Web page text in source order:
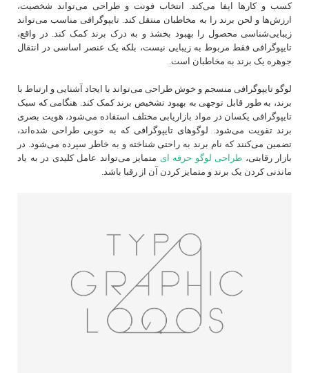
کسب و کارها ایفا می‌کند. انتخاب فونت و طراحی می‌تواند شخصیت،
ارزش‌ها و لحن برند را به مخاطبان منتقل کند. تایپوگرافی مناسب می‌تواند
زیبایی‌شناسی محصول را بهبود بخشد و به درک برند کمک کند. در واقع،
تایپوگرافی فقط مربوط به زیبایی نیست، بلکه یک عنصر اساسی در انتقال
جوهره یک برند به مخاطبان است.
لوگو تایپوگرافی منسجم و خوش‌ طراحی می‌تواند با ایجاد آشنایی و ارتباط با
برند، به طور قابل توجهی به بهبود تشخیص برند کمک کند. هنگامی که سبک
تایپوگرافی یکسان در مواد بازاریابی مختلف استفاده می‌شود، هویت بصری
برند تقویت می‌شود. لوگوهای تایپوگرافی که به خوبی طراحی شده‌اند،
تضمین می‌کنند که نام برند به راحتی شناخته و به خاطر سپرده می‌شود. در
بازار رقابتی، طراحی لوگو حرفه ای متمایز می‌تواند عامل کلیدی در به یاد
ماندنی کردن یک برند و متمایز کردن آن از رقبا باشد.